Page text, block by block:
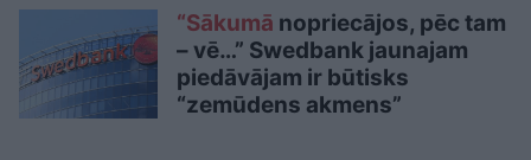
“Sākumā nopriecājos, pēc tam
– vē…” Swedbank jaunajam
piedāvājam ir būtisks
“zemūdens akmens”